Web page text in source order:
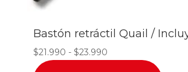
Bastón retráctil Quail /
$21.990 - $23.990Rango